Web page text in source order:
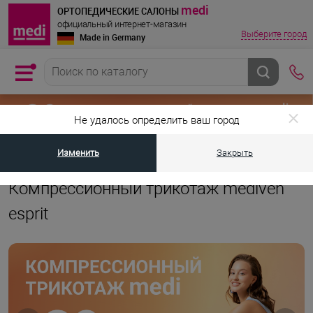
Не удалось определить ваш город
Изменить Закрыть
ОРТОПЕДИЧЕСКИЕ САЛОНЫ medi
официальный интернет-магазин
Made in Germany Выберите город
Главная страница • Компрессионный трикотаж
Компрессионный трикотаж mediven
esprit